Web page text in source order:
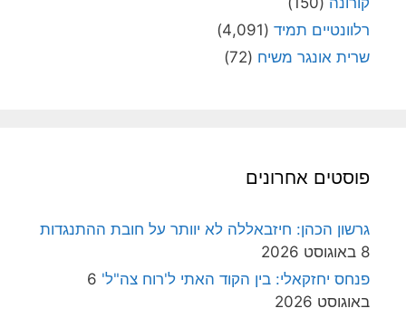
רלוונטיים תמיד (4,091)
שרית אונגר משיח (72)
פוסטים אחרונים
גרשון הכהן: חיזבאללה לא יוותר על חובת ההתנגדות
8 באוגוסט 2026
פנחס יחזקאלי: בין הקוד האתי ל'רוח צה"ל' 6
באוגוסט 2026